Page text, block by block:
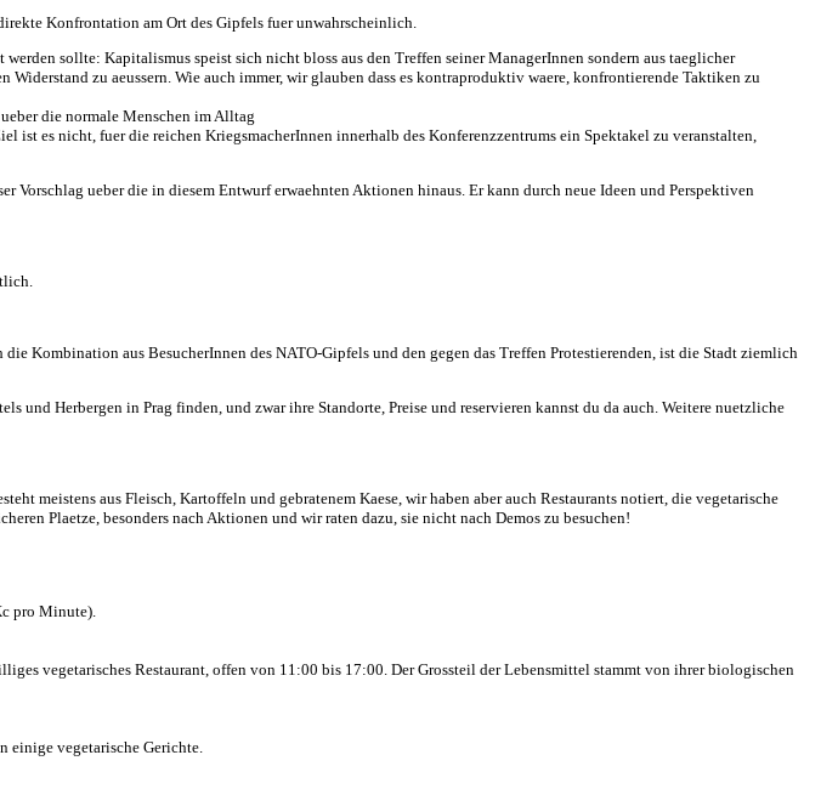
Konfrontation am Ort des Gipfels fuer unwahrscheinlich.
sollte: Kapitalismus speist sich nicht bloss aus den Treffen seiner ManagerInnen sondern aus taeglicher
zu aeussern. Wie auch immer, wir glauben dass es kontraproduktiv waere, konfrontierende Taktiken zu
die normale Menschen im Alltag
ist es nicht, fuer die reichen KriegsmacherInnen innerhalb des Konferenzzentrums ein Spektakel zu veranstalten,
ueber die in diesem Entwurf erwaehnten Aktionen hinaus. Er kann durch neue Ideen und Perspektiven
Kombination aus BesucherInnen des NATO-Gipfels und den gegen das Treffen Protestierenden, ist die Stadt ziemlich
und Herbergen in Prag finden, und zwar ihre Standorte, Preise und reservieren kannst du da auch. Weitere nuetzliche
meistens aus Fleisch, Kartoffeln und gebratenem Kaese, wir haben aber auch Restaurants notiert, die vegetarische
Plaetze, besonders nach Aktionen und wir raten dazu, sie nicht nach Demos zu besuchen!
pro Minute).
vegetarisches Restaurant, offen von 11:00 bis 17:00. Der Grossteil der Lebensmittel stammt von ihrer biologischen
einige vegetarische Gerichte.